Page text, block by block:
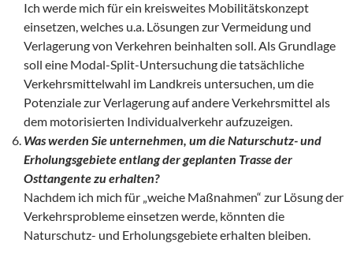
Ich werde mich für ein kreisweites Mobilitätskonzept
einsetzen, welches u.a. Lösungen zur Vermeidung und
Verlagerung von Verkehren beinhalten soll. Als Grundlage
soll eine Modal-Split-Untersuchung die tatsächliche
Verkehrsmittelwahl im Landkreis untersuchen, um die
Potenziale zur Verlagerung auf andere Verkehrsmittel als
dem motorisierten Individualverkehr aufzuzeigen.
Was werden Sie unternehmen, um die Naturschutz- und
Erholungsgebiete entlang der geplanten Trasse der
Osttangente zu erhalten?
Nachdem ich mich für „weiche Maßnahmen“ zur Lösung der
Verkehrsprobleme einsetzen werde, könnten die
Naturschutz- und Erholungsgebiete erhalten bleiben.